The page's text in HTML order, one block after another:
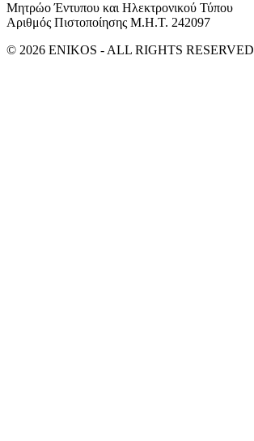
Μητρώο Έντυπου και Ηλεκτρονικού Τύπου
Αριθμός Πιστοποίησης Μ.Η.Τ. 242097
© 2026 ENIKOS - ALL RIGHTS RESERVED